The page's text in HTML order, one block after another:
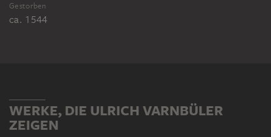
Gestorben
ca. 1544
WERKE, DIE ULRICH VARNBÜLER
ZEIGEN